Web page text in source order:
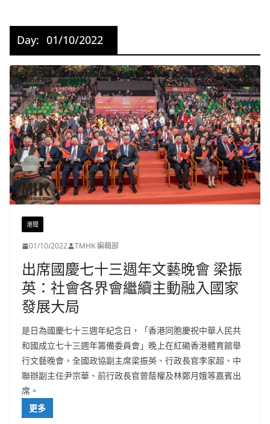
Day: 01/10/2022
港聞
01/10/2022 TMHK 編輯部
出席國慶七十三週年文藝晚會 梁振
英：社會各界會繼續主動融入國家
發展大局
是日為國慶七十三週年紀念日，「香港同胞慶祝中華人民共
和國成立七十三週年籌備委員會」晚上在紅磡香港體育館舉
行文藝晚會，全國政協副主席梁振英、行政長官李家超、中
聯辦副主任尹宗華、前行政長官曾蔭權及林鄭月娥等嘉賓出
席。
更多